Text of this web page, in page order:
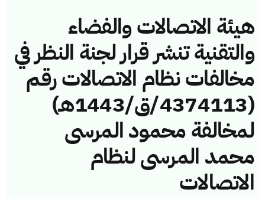
هيئة الاتصالات والفضاء
والتقنية تنشر قرار لجنة النظر في
مخالفات نظام الاتصالات رقم
(4374113/ق/1443هـ)
لمخالفة محمود المرسى
محمد المرسى لنظام
الاتصالات